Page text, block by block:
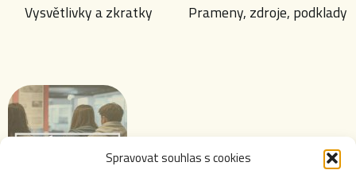
Spravovat souhlas s cookies
Vysvětlivky a zkratky Prameny, zdroje, podklady